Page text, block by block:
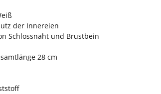
der Innereien
Schlossnaht und Brustbein
28 cm